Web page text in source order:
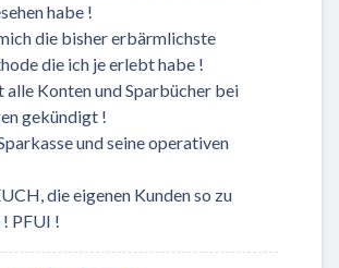
habe !
die bisher erbärmlichste
die ich je erlebt habe !
Konten und Sparbücher bei
gekündigt !
und seine operativen
die eigenen Kunden so zu
PFUI !